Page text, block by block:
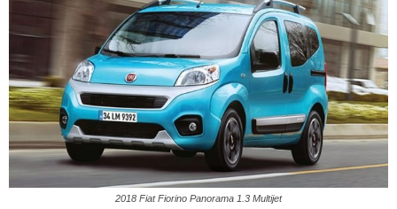
2018 Fiat Fiorino Panorama 1.3 Multijet